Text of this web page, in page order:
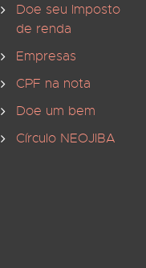
Doe seu Imposto
de renda
Empresas
CPF na nota
Doe um bem
Círculo NEOJIBA